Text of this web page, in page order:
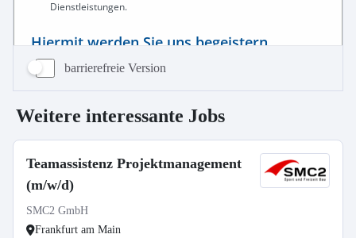
barrierefreie Version
Weitere interessante Jobs
Teamassistenz Projektmanagement
(m/w/d)
SMC2 GmbH
Frankfurt am Main